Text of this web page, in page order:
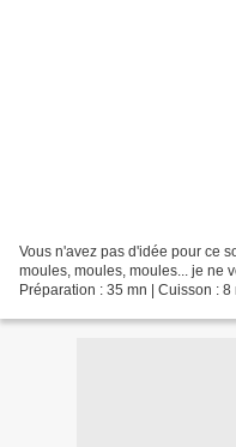
Vous n'avez pas d'idée pour ce
moules, moules, moules... je ne
Préparation : 35 mn | Cuisson : 8